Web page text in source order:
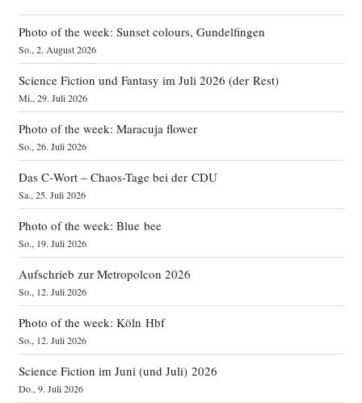
Photo of the week: Sunset colours, Gundelfingen
So., 2. August 2026
Science Fiction und Fantasy im Juli 2026 (der Rest)
Mi., 29. Juli 2026
Photo of the week: Maracuja flower
So., 26. Juli 2026
Das C‑Wort – Chaos-Tage bei der CDU
Sa., 25. Juli 2026
Photo of the week: Blue bee
So., 19. Juli 2026
Aufschrieb zur Metropolcon 2026
So., 12. Juli 2026
Photo of the week: Köln Hbf
So., 12. Juli 2026
Science Fiction im Juni (und Juli) 2026
Do., 9. Juli 2026